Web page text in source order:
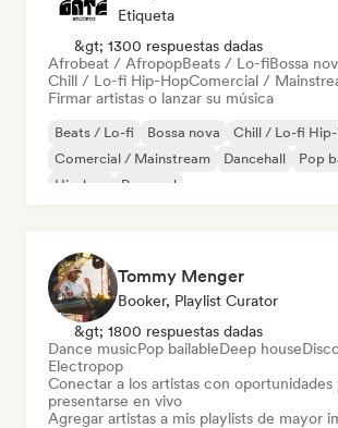
Etiqueta
&gt; 1300 respuestas dadas
Afrobeat / AfropopBeats / Lo-fiBossa
Chill / Lo-fi Hip-HopComercial /
Firmar artistas o lanzar su música
Beats / Lo-fi Bossa nova
Chill / Lo-fi
Comercial / Mainstream
Dancehall
Pop
Hip-hop
Pop soul
Tommy Menger
Booker, Playlist Curator
&gt; 1800 respuestas dadas
Dance musicPop bailableDeep house
Electropop
Conectar a los artistas con oportunidades
presentarse en vivo
Agregar artistas a mis playlists de mayor